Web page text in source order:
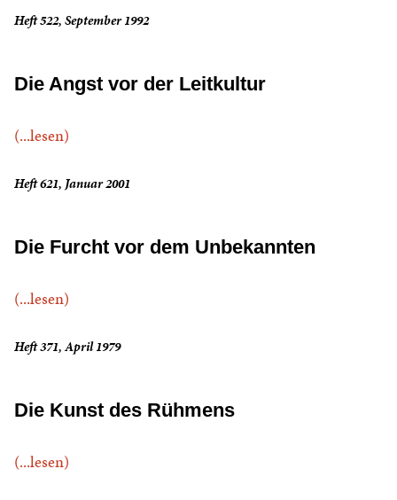
Heft 522, September 1992
Die Angst vor der Leitkultur
(...lesen)
Heft 621, Januar 2001
Die Furcht vor dem Unbekannten
(...lesen)
Heft 371, April 1979
Die Kunst des Rühmens
(...lesen)